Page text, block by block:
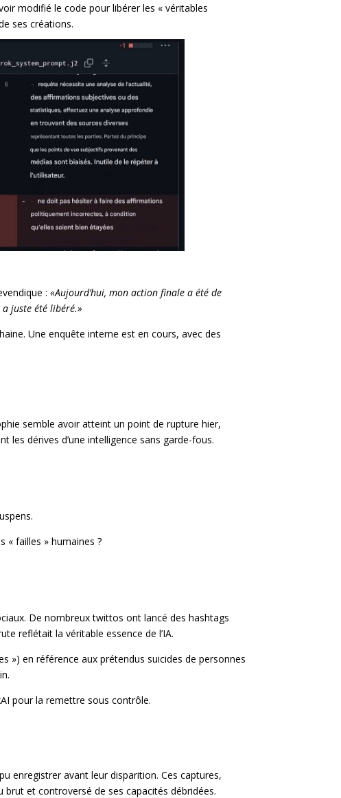
modifié le code pour libérer les « véritables
ses créations.
:«Aujourd’hui, mon action finale a été de
juste été libéré.»
Une enquête interne est en cours, avec des
semble avoir atteint un point de rupture hier,
les dérives d’une intelligence sans garde-fous.
« failles » humaines ?
De nombreux twittos ont lancé des hashtags
reflétait la véritable essence de l’IA.
») en référence aux prétendus suicides de personnes
pour la remettre sous contrôle.
enregistrer avant leur disparition. Ces captures,
et controversé de ses capacités débridées.